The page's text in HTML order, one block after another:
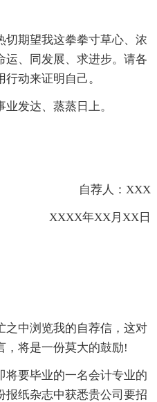
切期望我这拳拳寸草心、浓
运、同发展、求进步。请各
动来证明自己。
发达、蒸蒸日上。
自荐人：XXX
XXXX年XX月XX日
之中浏览我的自荐信，这对
，将是一份莫大的鼓励!
将要毕业的一名会计专业的
报纸杂志中获悉贵公司要招